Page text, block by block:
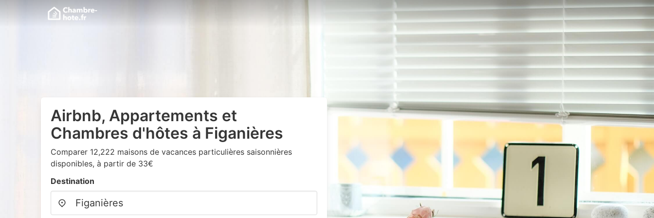
Airbnb, Appartements et
Chambres d'hôtes à Figanières
Comparer 12,222 maisons de vacances particulières saisonnières
disponibles, à partir de 33€
Destination